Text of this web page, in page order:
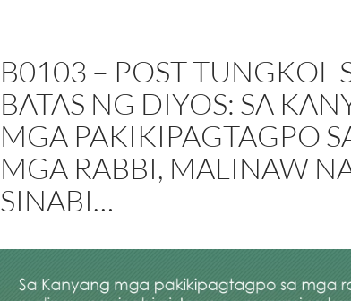
B0103 – POST TUNGKOL
BATAS NG DIYOS: SA
MGA PAKIKIPAGTAGPO
MGA RABBI, MALINAW
SINABI…